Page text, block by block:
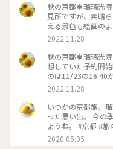
秋の京都🍁瑠璃光
見所ですが、素晴
える景色も絵画の
プされてさらに雅
ると、こちらも美
2022.11.23 #秋いろとりどり #Myことりっぷ #瑠璃光院 #紅葉
狩り #紅葉 #京都
2022.11.28
秋の京都🍁瑠璃光
想していた予約開
のは11/23の16:40
うかしら。昼でも
うと不安でしたが
予想していた以上
緑の頃とはまた違
のいく写真を撮っ
を額縁に見立てて
ったり。 最初、夫
2022.11.28
いつかの京都旅、
った思い出。 今の
ょうね。 #京都 #
2020.05.05